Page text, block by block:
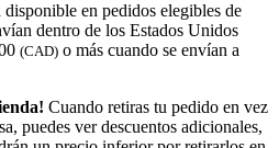
disponible en pedidos elegibles de
dentro de los Estados Unidos
(CAD) o más cuando se envían a
Cuando retiras tu pedido en vez
puedes ver descuentos adicionales,